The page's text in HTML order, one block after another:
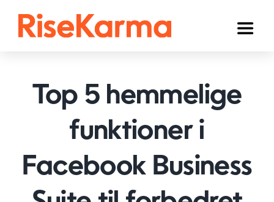
Toggle
TikTok
Facebook
Twitter (𝕏)
Top 5 hemmelige
funktioner i
Facebook Business